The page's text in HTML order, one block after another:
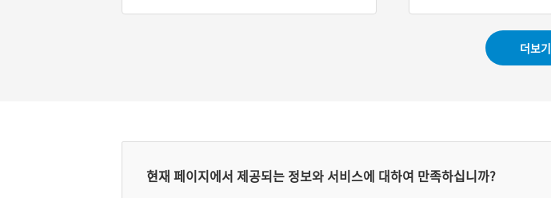
더보기
현재 페이지에서 제공되는 정보와 서비스에 대하여 만족하십니까?